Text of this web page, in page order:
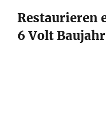
Restaurieren
6 Volt